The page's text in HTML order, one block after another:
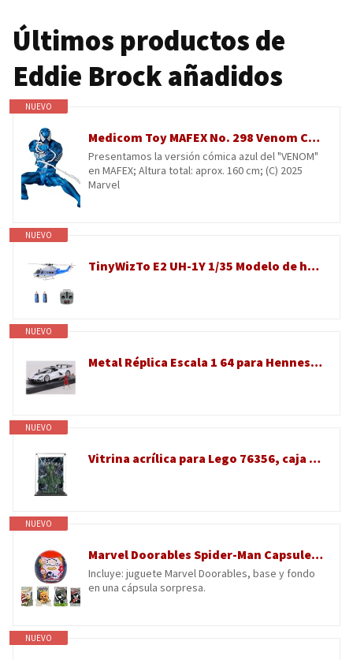
Últimos productos de
Eddie Brock añadidos
NUEVO
Medicom Toy MAFEX No. 298 Venom Comic versión azul, altura total aprox. 160 mm, figura de acción pintada sin escala
Presentamos la versión cómica azul del "VENOM"
en MAFEX; Altura total: aprox. 160 cm; (C) 2025
Marvel
NUEVO
TinyWizTo E2 UH-1Y 1/35 Modelo de helicóptero RC de accionamiento directo dual sin escobillas con posicionamiento Lidar y sujeción GPS, modelo de avión 2.4G 6CH (RTF/Modo 1/2 conmutable/azul-blanco)
NUEVO
Metal Réplica Escala 1 64 para Hennessey Venom F5 Modelo De Coche Aleación Vehículo Colección Hobby Adornos Escritorio Hobbies Vehículos Juegos Set(White)
NUEVO
Vitrina acrílica para Lego 76356, caja de almacenamiento transparente, escaparate de protección a prueba de polvo (solo caja de exhibición, kit no incluido)
NUEVO
Marvel Doorables Spider-Man Capsule Colección, 1 Figura incluida
Incluye: juguete Marvel Doorables, base y fondo
en una cápsula sorpresa.
NUEVO